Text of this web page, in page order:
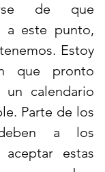
de que
a este punto,
Estoy
que pronto
calendario
Parte de los
a los
estas